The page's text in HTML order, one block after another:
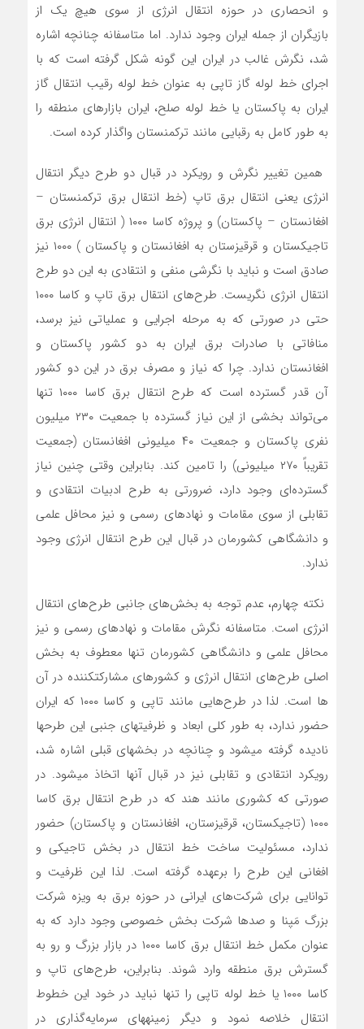
و انحصاری در حوزه انتقال انرژی از سوی هیچ یک از
بازیگران از جمله ایران وجود ندارد. اما متاسفانه چنانچه اشاره
شد، نگرش غالب در ایران این گونه شکل گرفته است که با
اجرای خط لوله گاز تاپی به عنوان خط لوله رقیب انتقال گاز
ایران به پاکستان یا خط لوله صلح، ایران بازارهای منطقه را
به طور کامل به رقبایی مانند ترکمنستان واگذار کرده است.
‌‌ همین تغییر نگرش و رویکرد در قبال دو طرح دیگر انتقال
انرژی یعنی انتقال برق تاپ (خط انتقال برق ترکمنستان –
افغانستان – پاکستان) و پروژه کاسا ۱۰۰۰ ( انتقال انرژی برق
تاجیکستان و قرقیزستان به افغانستان و پاکستان ) ١٠٠٠ نیز
صادق است و نباید با نگرشی منفی و انتقادی به این دو طرح
انتقال انرژی نگریست. طرح‌‌های انتقال برق تاپ و کاسا ١٠٠٠
حتی در صورتی که به مرحله اجرایی و عملیاتی نیز برسد،
منافاتی با صادرات برق ایران به دو کشور پاکستان و
افغانستان ندارد. چرا که نیاز و مصرف برق در این دو کشور
آن قدر گسترده است که طرح انتقال برق کاسا ١٠٠٠ تنها‌‌
می‌تواند بخشی از این نیاز گسترده با جمعیت ۲۳۰ میلیون
نفری پاکستان و جمعیت ۴۰ میلیونی افغانستان (جمعیت
تقریباً ۲۷۰ میلیونی) را تامین کند. بنابراین وقتی چنین نیاز
گسترده­‌ای وجود دارد، ضرورتی به طرح ادبیات انتقادی و
تقابلی از سوی مقامات و نهادهای رسمی و نیز محافل علمی
و دانشگاهی کشورمان در قبال این طرح انتقال انرژی وجود
ندارد.
‌‌‌‌ نکته چهارم، عدم توجه به بخش‌‌های جانبی طرح‌‌های انتقال
انرژی است. متاسفانه نگرش مقامات و نهادهای رسمی و نیز
محافل علمی و دانشگاهی کشورمان تنها معطوف به بخش
اصلی طرح‌‌های انتقال انرژی و کشورهای مشارکت­کننده در آن­‌‌
ها است. لذا در طرح‌‌هایی مانند تاپی و کاسا ۱۰۰۰ که ایران
حضور ندارد، به طور کلی ابعاد و ظرفیت­های جنبی این طرح­ها
نادیده گرفته می­شود و چنانچه در بخش­های قبلی اشاره شد،
رویکرد انتقادی و تقابلی نیز در قبال آن­ها اتخاذ می­شود. در
صورتی که کشوری مانند هند که در طرح انتقال برق کاسا
۱۰۰۰ (تاجیکستان، قرقیزستان، افغانستان و پاکستان) حضور
ندارد، مسئولیت ساخت خط انتقال در بخش تاجیکی و
افغانی این طرح را برعهده گرفته است. لذا این ظرفیت و
توانایی برای شرکت­‌‌های ایرانی در حوزه برق به ویزه شرکت
بزرگ مَپنا و صدها شرکت بخش خصوصی وجود دارد که به
عنوان مکمل خط انتقال برق کاسا ١٠٠٠ در بازار بزرگ و رو به
گسترش برق منطقه وارد شوند. بنابراین، طرح‌‌های تاپ و
کاسا ١٠٠٠ یا خط لوله تاپی را تنها نباید در خود این خطوط
انتقال خلاصه نمود و دیگر زمینه­های سرمایه‌­گذاری در